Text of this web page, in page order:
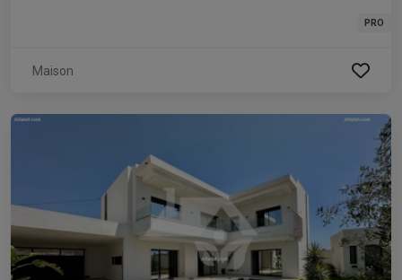
PRO
Maison